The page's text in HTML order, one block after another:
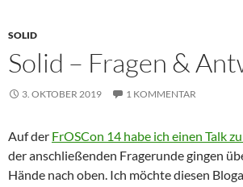
SOLID
Solid – Fragen &
3. OKTOBER 2019 1 KOMMENTAR
Auf der FrOSCon 14 habe ich einen Talk
der anschließenden Fragerunde gingen
Hände nach oben. Ich möchte diesen